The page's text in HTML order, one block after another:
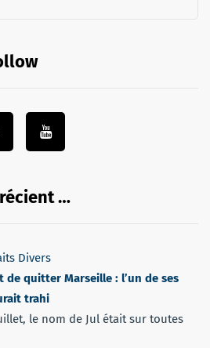
…
Divers
de quitter Marseille : l’un de ses
trahi
le nom de Jul était sur toutes